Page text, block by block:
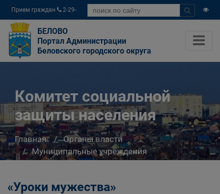
Прием граждан
2-29-
04
БЕЛОВО
Портал Администрации
Беловского городского округа
Комитет социальной
защиты населения
Главная
Органы власти
Муниципальные учреждения
Комитет социальной защиты населения
«Уроки мужества»